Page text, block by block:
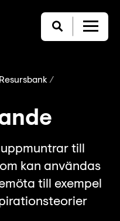
Resursbank
till
kan användas
till exempel